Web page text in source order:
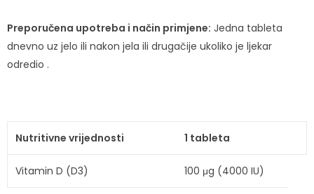
Preporučena upotreba i način primjene: Jedna tableta
dnevno uz jelo ili nakon jela ili drugačije ukoliko je ljekar
odredio .
Nutritivne vrijednosti 1 tableta
Vitamin D (D3) 100 μg (4000 IU)